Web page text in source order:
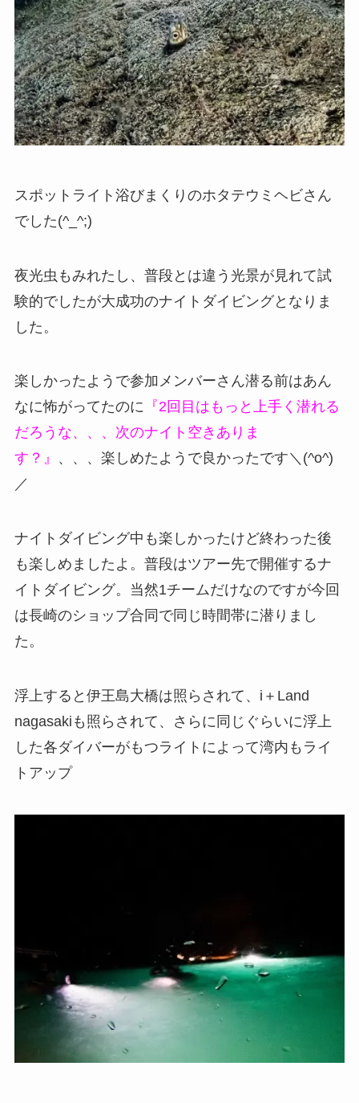
スポットライト浴びまくりのホタテウミヘビさん
でした(^_^;)
夜光虫もみれたし、普段とは違う光景が見れて試
験的でしたが大成功のナイトダイビングとなりま
した。
楽しかったようで参加メンバーさん潜る前はあん
なに怖がってたのに 『2回目はもっと上手く潜れる
だろうな、、、次のナイト空きありま
す？』
、、、楽しめたようで良かったです＼(^o^)
／
ナイトダイビング中も楽しかったけど終わった後
も楽しめましたよ。普段はツアー先で開催するナ
イトダイビング。当然1チームだけなのですが今回
は長崎のショップ合同で同じ時間帯に潜りまし
た。
浮上すると伊王島大橋は照らされて、i＋Land
nagasakiも照らされて、さらに同じぐらいに浮上
した各ダイバーがもつライトによって湾内もライ
トアップ